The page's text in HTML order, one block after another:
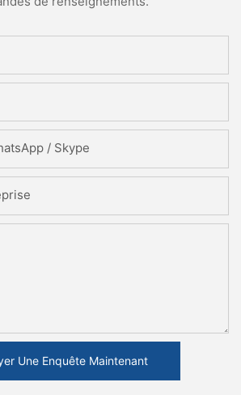
/ Skype
Une Enquête Maintenant